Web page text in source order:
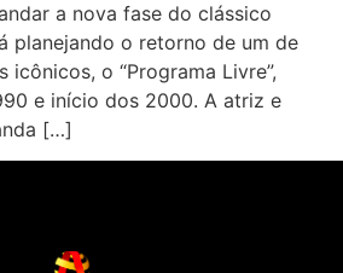
a nova fase do clássico
planejando o retorno de um de
icônicos, o “Programa Livre”,
e início dos 2000. A atriz e
[…]